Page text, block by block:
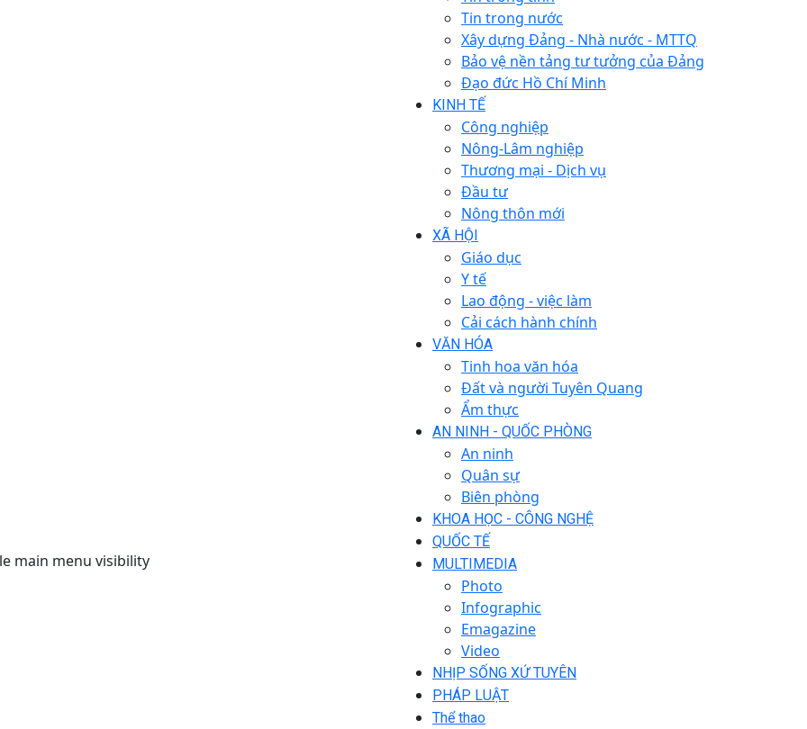
main menu visibility
Tin trong nước
Xây dựng Đảng - Nhà nước - MTTQ
Bảo vệ nền tảng tư tưởng của Đảng
Đạo đức Hồ Chí Minh
KINH TẾ
Công nghiệp
Nông-Lâm nghiệp
Thương mại - Dịch vụ
Đầu tư
Nông thôn mới
XÃ HỘI
Giáo dục
Y tế
Lao động - việc làm
Cải cách hành chính
VĂN HÓA
Tinh hoa văn hóa
Đất và người Tuyên Quang
Ẩm thực
AN NINH - QUỐC PHÒNG
An ninh
Quân sự
Biên phòng
KHOA HỌC - CÔNG NGHỆ
QUỐC TẾ
MULTIMEDIA
Photo
Infographic
Emagazine
Video
NHỊP SỐNG XỨ TUYÊN
PHÁP LUẬT
Thể thao